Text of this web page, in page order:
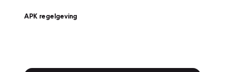
APK regelgeving